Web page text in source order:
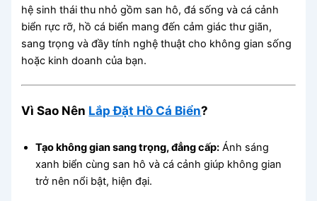
hệ sinh thái thu nhỏ gồm san hô, đá sống và cá cảnh
biển rực rỡ, hồ cá biển mang đến cảm giác thư giãn,
sang trọng và đầy tính nghệ thuật cho không gian sống
hoặc kinh doanh của bạn.
Vì Sao Nên Lắp Đặt Hồ Cá Biển?
Tạo không gian sang trọng, đẳng cấp: Ánh sáng
xanh biển cùng san hô và cá cảnh giúp không gian
trở nên nổi bật, hiện đại.